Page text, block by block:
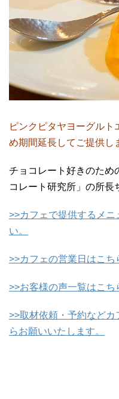
ピンクピタヤヨーグルト
め期間延長してご提供し
チョコレート好きのため
コレート研究所」の所長
>>カフェで提供するメニ
い。
>>カフェの営業日はこち
>>お客様の声一覧はこち
>>取材依頼・予約など
らお願いいたします。